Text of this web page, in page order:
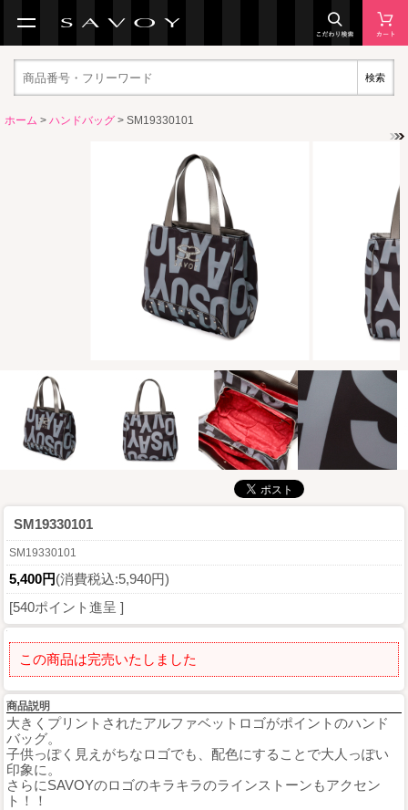
検索
ホーム > ハンドバッグ > SM19330101
SM19330101
SM19330101
5,400円(消費税込:5,940円)
[540ポイント進呈 ]
この商品は完売いたしました
商品説明
大きくプリントされたアルファベットロゴがポイントのハンド
バッグ。
子供っぽく見えがちなロゴでも、配色にすることで大人っぽい
印象に。
さらにSAVOYのロゴのキラキラのラインストーンもアクセン
ト！！